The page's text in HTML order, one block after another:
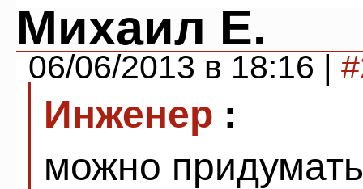
Михаил Е.
06/06/2013 в 18:16 |
Инженер :
можно